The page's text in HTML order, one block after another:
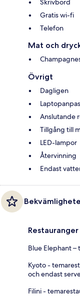
Skrivbord
Gratis wi-fi
Telefon
Mat och
Övrigt
Dagligen
Anslutande
Tillgång till
LED-lampor
Återvinning
Endast
Restauranger
Blue Elephant
Kyoto -
och endast
Filini -